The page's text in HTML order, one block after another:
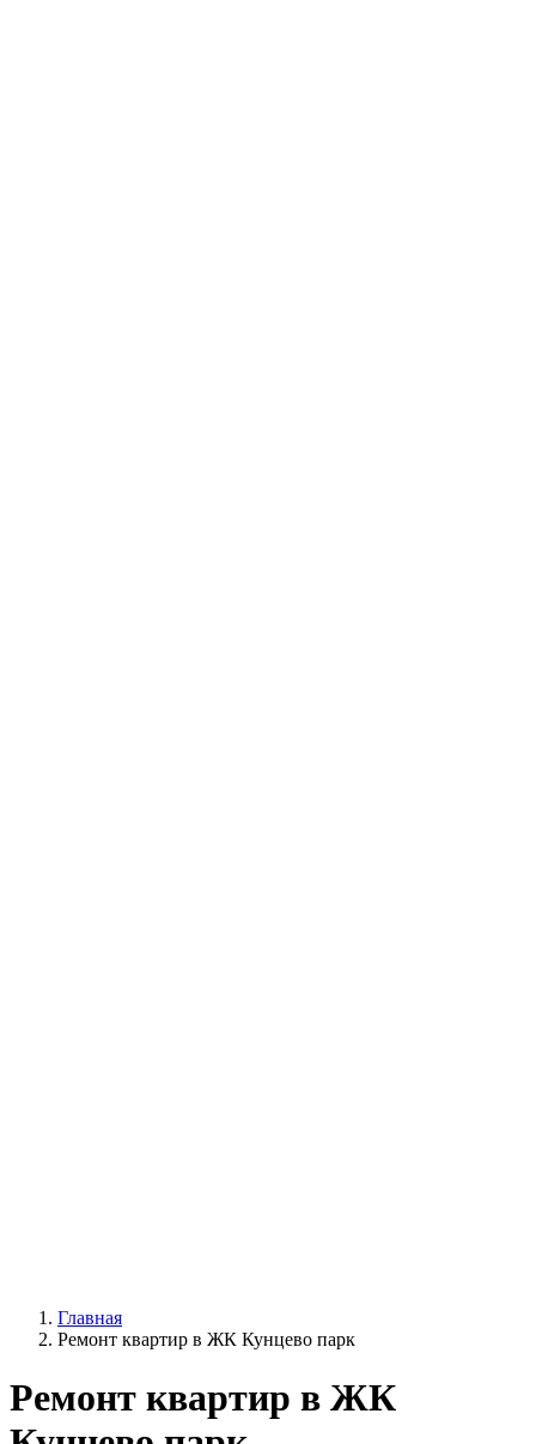
Главная
Ремонт квартир в ЖК Кунцево парк
Ремонт квартир в ЖК